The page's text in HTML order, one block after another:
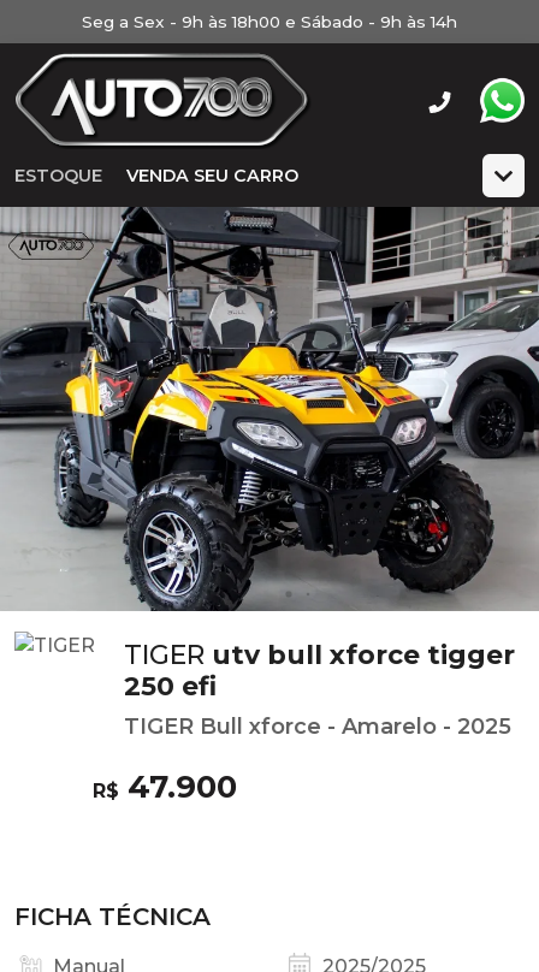
Seg a Sex - 9h às 18h00 e Sábado - 9h às 14h
ESTOQUE VENDA SEU CARRO
TIGER utv bull xforce tigger
250 efi
TIGER Bull xforce - Amarelo - 2025
R$ 47.900
FICHA TÉCNICA
Manual 2025/2025